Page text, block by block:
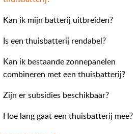
Kan ik mijn batterij uitbreiden?
Is een thuisbatterij rendabel?
Kan ik bestaande zonnepanelen
combineren met een thuisbatterij?
Zijn er subsidies beschikbaar?
Hoe lang gaat een thuisbatterij mee?